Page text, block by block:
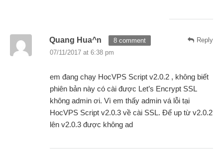
Reply
Quang Hua^n
8 comment
07/11/2017 at 6:38 pm
em đang chạy HocVPS Script v2.0.2 , không biết
phiên bản này có cài được Let’s Encrypt SSL
không admin ơi. Vì em thấy admin vá lỗi tại
HocVPS Script v2.0.3 về cài SSL. Để up từ v2.0.2
lên v2.0.3 được không ad